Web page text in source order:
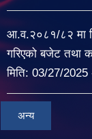
आ.व.२०८१/८२ मा
गरिएको बजेट तथा
मिति: 03/27/2025
अन्य